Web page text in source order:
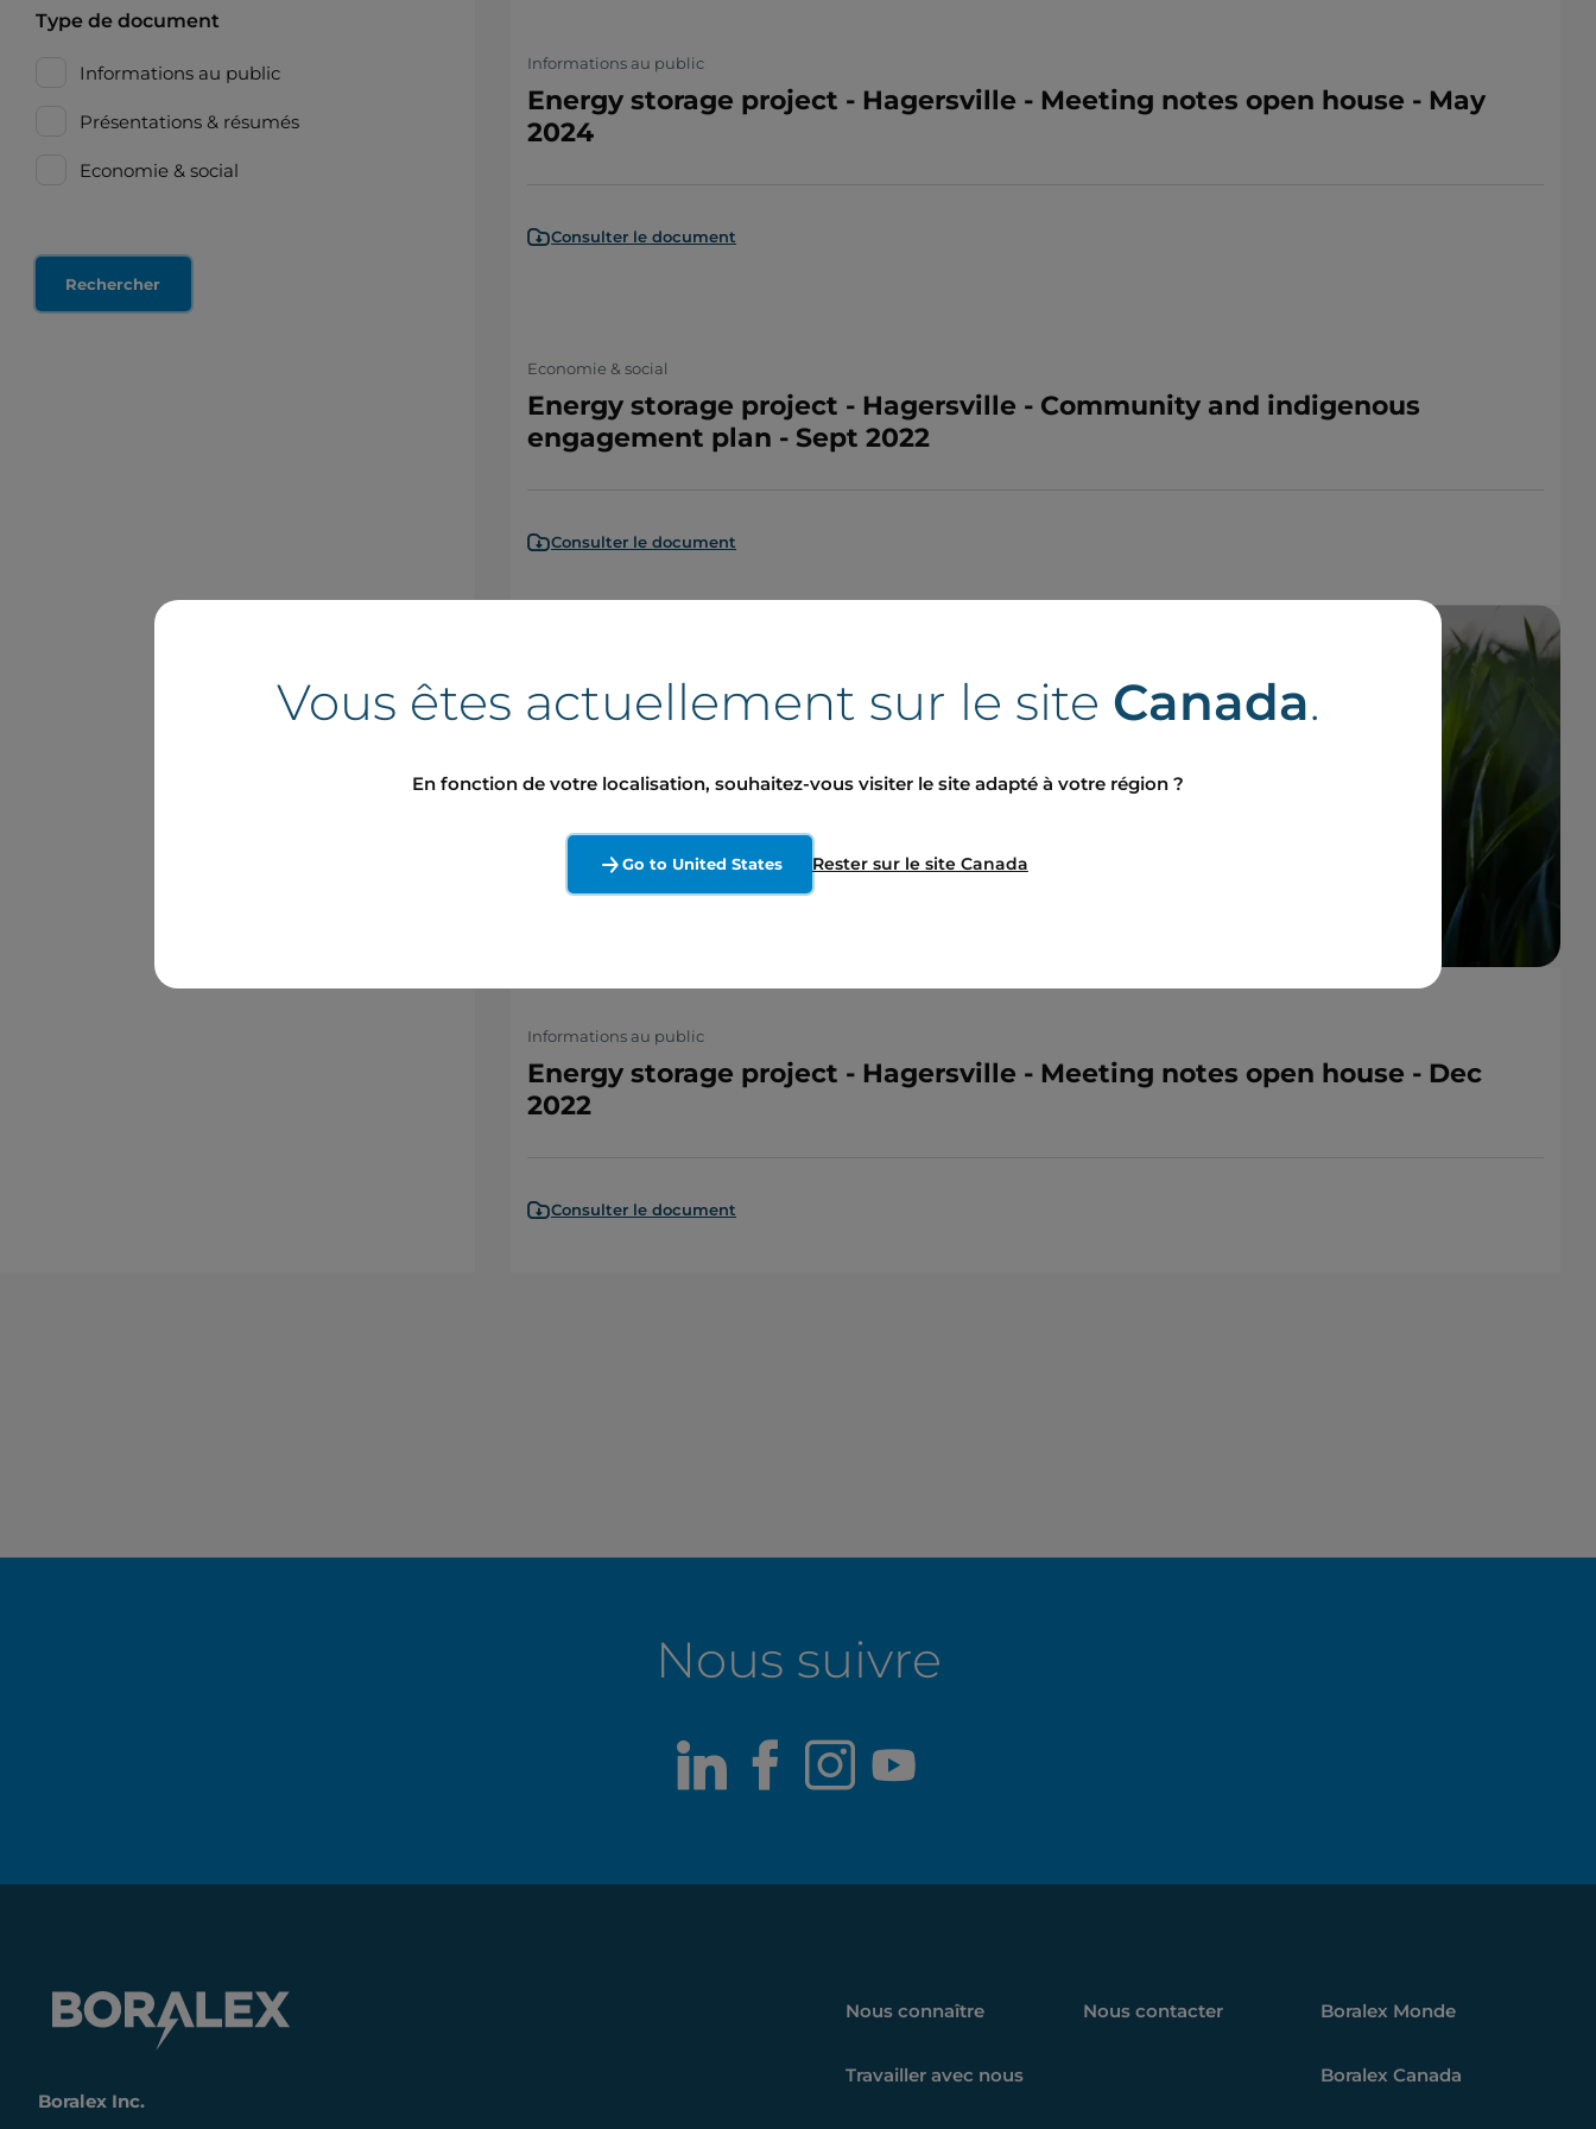
Type de document
Informations au public
Présentations & résumés
Economie & social
Reset
Informations au public
Energy storage project - Hagersville - Meeting notes open house - May
2024
Consulter le document
Economie & social
Energy storage project - Hagersville - Community and indigenous
engagement plan - Sept 2022
Consulter le document
Nos projets
Cliquez ici
Informations au public
Energy storage project - Hagersville - Meeting notes open house - Dec
2022
Consulter le document
Nous suivre
LinkedIn
Facebook
Instagram
Boralex Inc.
Nous connaître
Travailler avec nous
Nous contacter Boralex Monde
Boralex Canada
Vous êtes actuellement sur le site Canada.
En fonction de votre localisation, souhaitez-vous visiter le site adapté à votre région ?
Go to United States Rester sur le site Canada